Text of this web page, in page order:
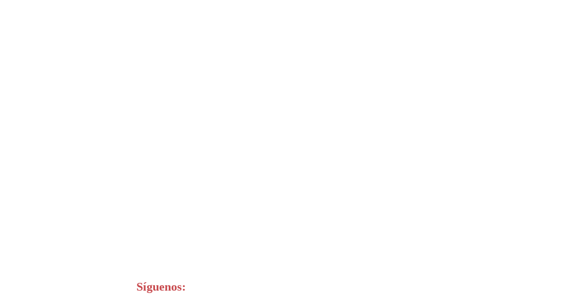
Síguenos: